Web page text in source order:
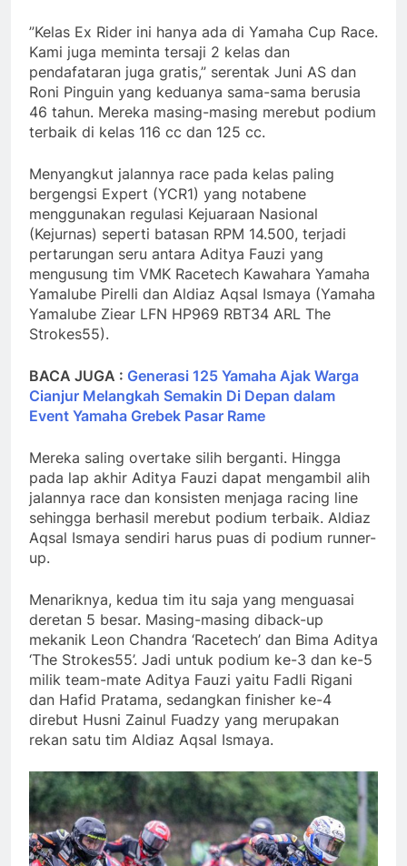
”Kelas Ex Rider ini hanya ada di Yamaha Cup Race.
Kami juga meminta tersaji 2 kelas dan
pendafataran juga gratis,” serentak Juni AS dan
Roni Pinguin yang keduanya sama-sama berusia
46 tahun. Mereka masing-masing merebut podium
terbaik di kelas 116 cc dan 125 cc.
Menyangkut jalannya race pada kelas paling
bergengsi Expert (YCR1) yang notabene
menggunakan regulasi Kejuaraan Nasional
(Kejurnas) seperti batasan RPM 14.500, terjadi
pertarungan seru antara Aditya Fauzi yang
mengusung tim VMK Racetech Kawahara Yamaha
Yamalube Pirelli dan Aldiaz Aqsal Ismaya (Yamaha
Yamalube Ziear LFN HP969 RBT34 ARL The
Strokes55).
BACA JUGA : Generasi 125 Yamaha Ajak Warga
Cianjur Melangkah Semakin Di Depan dalam
Event Yamaha Grebek Pasar Rame
Mereka saling overtake silih berganti. Hingga
pada lap akhir Aditya Fauzi dapat mengambil alih
jalannya race dan konsisten menjaga racing line
sehingga berhasil merebut podium terbaik. Aldiaz
Aqsal Ismaya sendiri harus puas di podium runner-
up.
Menariknya, kedua tim itu saja yang menguasai
deretan 5 besar. Masing-masing diback-up
mekanik Leon Chandra ‘Racetech’ dan Bima Aditya
‘The Strokes55’. Jadi untuk podium ke-3 dan ke-5
milik team-mate Aditya Fauzi yaitu Fadli Rigani
dan Hafid Pratama, sedangkan finisher ke-4
direbut Husni Zainul Fuadzy yang merupakan
rekan satu tim Aldiaz Aqsal Ismaya.